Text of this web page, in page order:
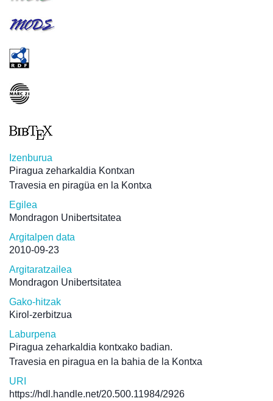
Izenburua
Piragua zeharkaldia Kontxan
Travesia en piragüa en la Kontxa
Egilea
Mondragon Unibertsitatea
Argitalpen data
2010-09-23
Argitaratzailea
Mondragon Unibertsitatea
Gako-hitzak
Kirol-zerbitzua
Laburpena
Piragua zeharkaldia kontxako badian.
Travesia en piragua en la bahia de la Kontxa
URI
https://hdl.handle.net/20.500.11984/2926